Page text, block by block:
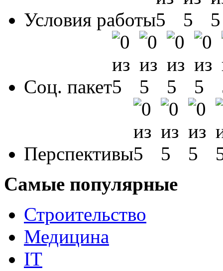
Условия работы
Соц. пакет
Перспективы
Самые популярные
Строительство
Медицина
IT